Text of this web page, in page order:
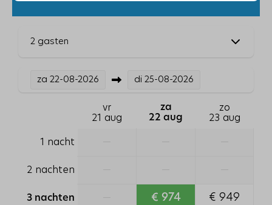
Kledingkast
Eenpersoonsbed: 8
1 badkamer
2 gasten
za 22-08-2026 di 25-08-2026
vr
21 aug
za
22 aug
zo
23 aug
1 nacht
2 nachten
3 nachten € 974 € 949